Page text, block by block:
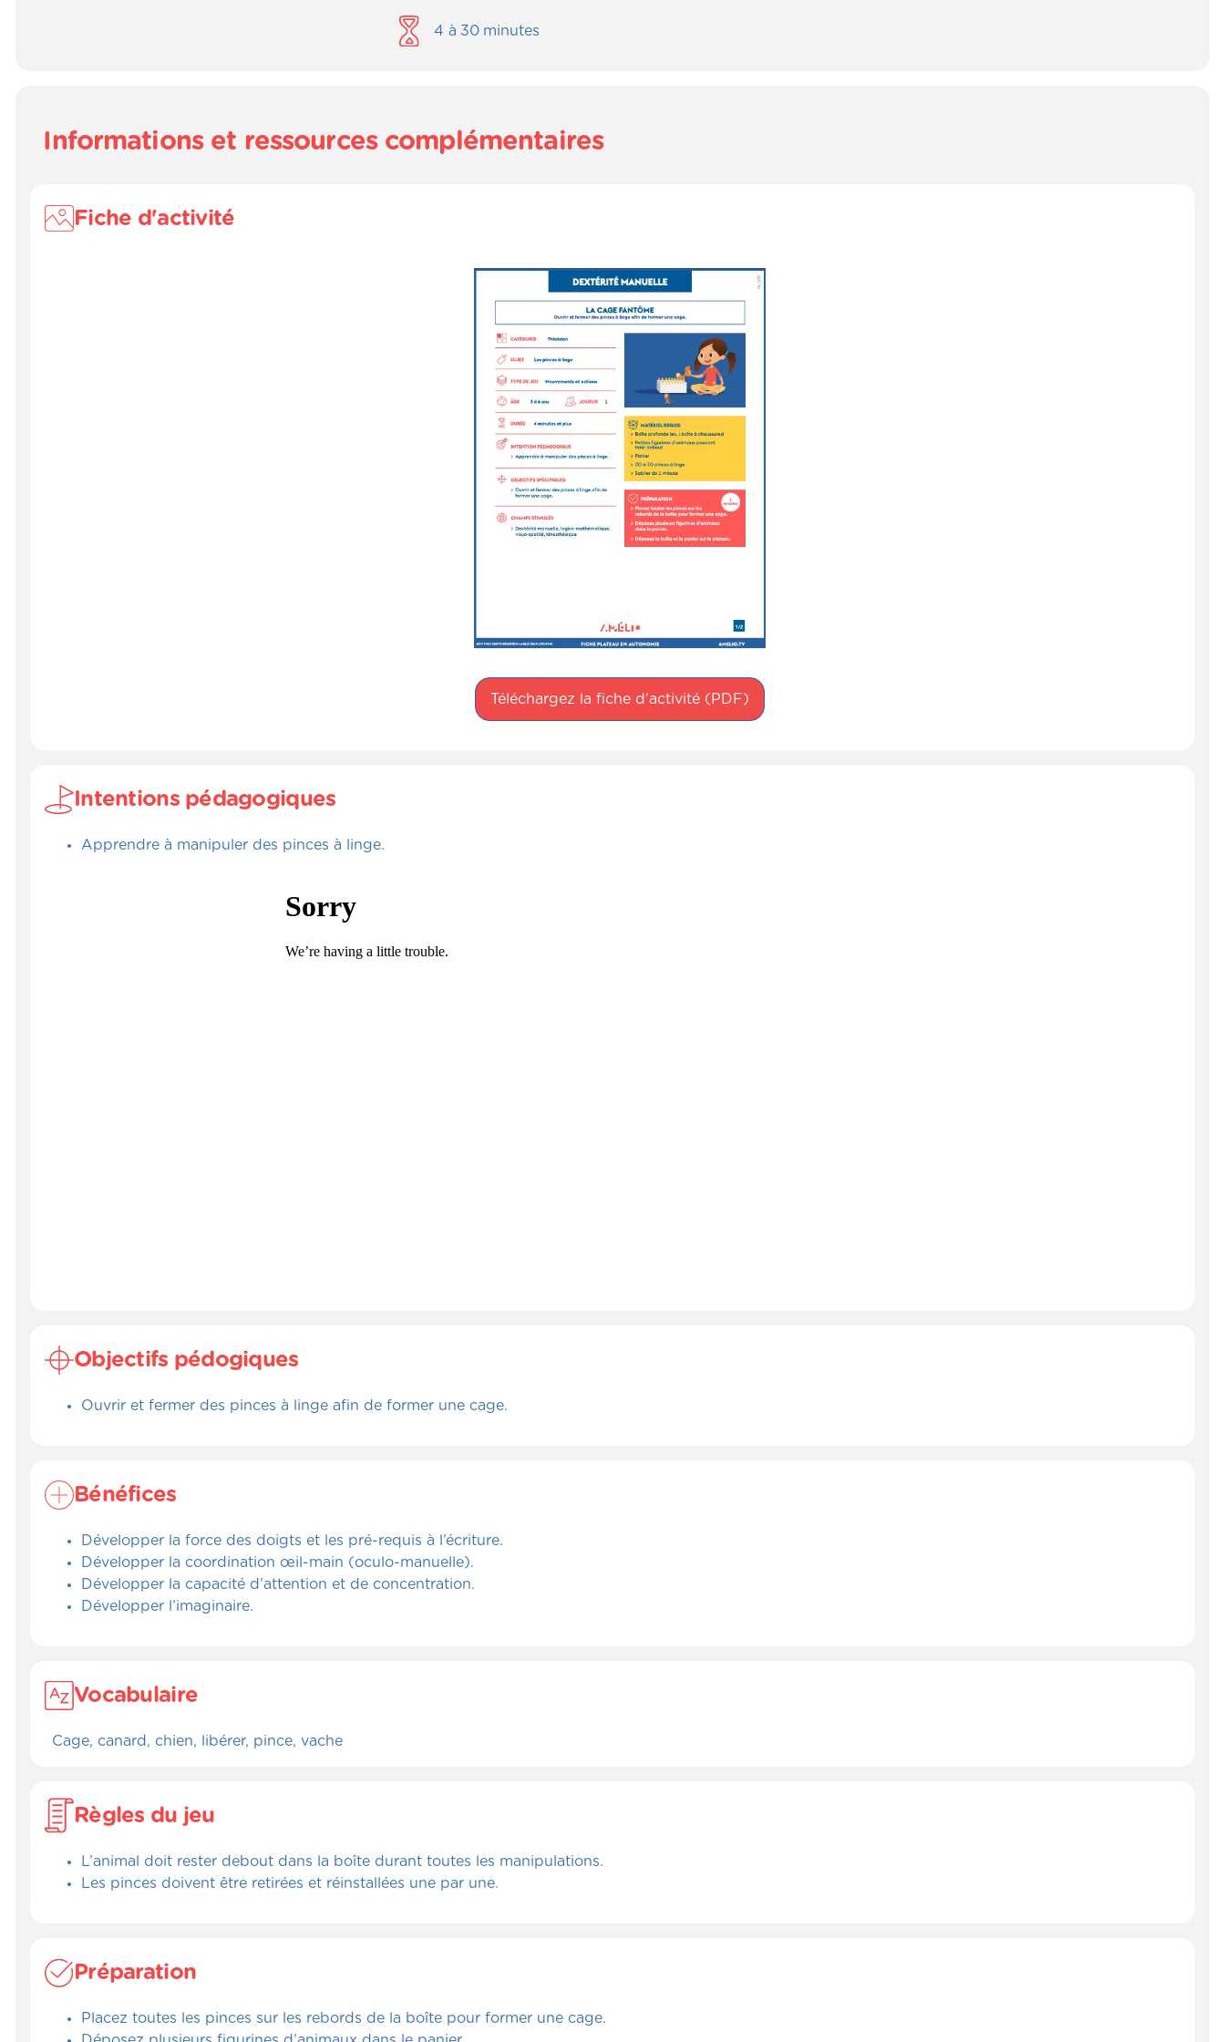
4 à 30 minutes
Informations et ressources complémentaires
Fiche d'activité
Téléchargez la fiche d'activité (PDF)
Intentions pédagogiques
Apprendre à manipuler des pinces à linge.
Objectifs pédogiques
Ouvrir et fermer des pinces à linge afin de former une cage.
Bénéfices
Développer la force des doigts et les pré-requis à l’écriture.
Développer la coordination œil-main (oculo-manuelle).
Développer la capacité d’attention et de concentration.
Développer l’imaginaire.
Vocabulaire
Cage, canard, chien, libérer, pince, vache
Règles du jeu
L’animal doit rester debout dans la boîte durant toutes les manipulations.
Les pinces doivent être retirées et réinstallées une par une.
Préparation
Placez toutes les pinces sur les rebords de la boîte pour former une cage.